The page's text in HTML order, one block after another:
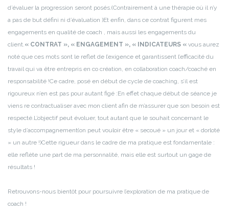
d’évaluer la progression seront posés.(Contrairement à une thérapie où il n’y
a pas de but défini ni d’évaluation )Et enfin, dans ce contrat figurent mes
engagements en qualité de coach , mais aussi les engagements du
client.« CONTRAT », « ENGAGEMENT », « INDICATEURS « vous aurez
noté que ces mots sont le reflet de l’exigence et garantissent l’efficacité du
travail qui va être entrepris en co création, en collaboration coach/coaché en
responsabilité !Ce cadre, posé en début de cycle de coaching, s’il est
rigoureux n’en est pas pour autant figé :En effet chaque début de séance je
viens re contractualiser avec mon client afin de m’assurer que son besoin est
respecté.L’objectif peut évoluer, tout autant que le souhait concernant le
style d’accompagnement(on peut vouloir être « secoué » un jour et « dorloté
» un autre !)Cette rigueur dans le cadre de ma pratique est fondamentale :
elle reflète une part de ma personnalité, mais elle est surtout un gage de
résultats !
Retrouvons-nous bientôt pour poursuivre l’exploration de ma pratique de
coach !